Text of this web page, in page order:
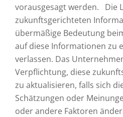
vorausgesagt werden. Die
zukunftsgerichteten
übermäßige Bedeutung
auf diese Informationen zu
verlassen. Das
Verpflichtung, diese
zu aktualisieren, falls sich
Schätzungen oder
oder andere Faktoren